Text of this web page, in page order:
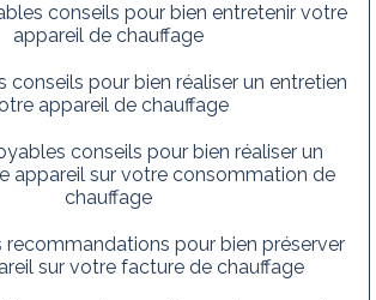
conseils pour bien entretenir votre
appareil de chauffage
conseils pour bien réaliser un entretien
appareil de chauffage
conseils pour bien réaliser un
appareil sur votre consommation de
chauffage
recommandations pour bien préserver
sur votre facture de chauffage